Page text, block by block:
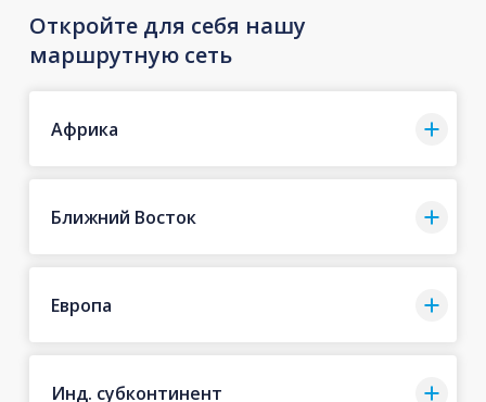
Откройте для себя нашу
маршрутную сеть
Африка
Ближний Восток
Европа
Инд. субконтинент